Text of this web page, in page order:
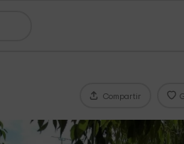
Compartir